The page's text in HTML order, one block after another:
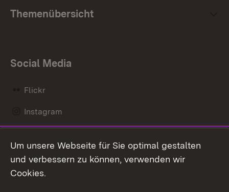
Themenübersicht
Social Media
Flickr
Instagram
Mastodon
Messenger
Um unsere Webseite für Sie optimal gestalten
und verbessern zu können, verwenden wir
Cookies.